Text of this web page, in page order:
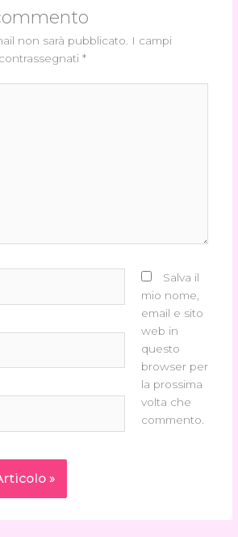
non sarà pubblicato.
I campi
*
Salva il
mio nome,
email e sito
web in
questo
browser per
la prossima
volta che
commento.